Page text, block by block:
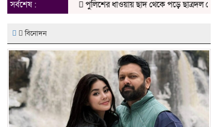
সর্বশেষ :
পুলিশের ধাওয়ায় ছাদ থেকে পড়ে ছাত্রদল নেতা
বিনোদন